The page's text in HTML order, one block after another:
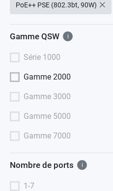
PoE++ PSE (802.3bt, 90W)
Gamme QSW i
Série 1000
Gamme 2000
Gamme 3000
Gamme 5000
Gamme 7000
Nombre de ports i
1-7